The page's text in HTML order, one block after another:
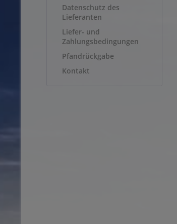
Datenschutz des
Lieferanten
Liefer- und
Zahlungsbedingungen
Pfandrückgabe
Kontakt